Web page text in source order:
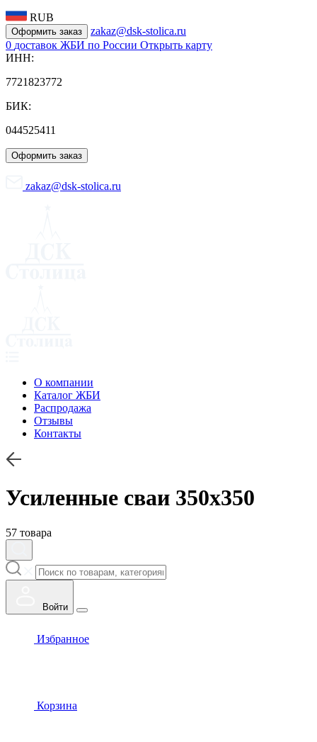
RUB
Оформить заказ
zakaz@dsk-stolica.ru
0 доставок ЖБИ по России Открыть карту
ИНН:
7721823772
БИК:
044525411
Оформить заказ
zakaz@dsk-stolica.ru
О компании
Каталог ЖБИ
Распродажа
Отзывы
Контакты
Усиленные сваи 350х350
57 товара
Войти
Избранное
Корзина